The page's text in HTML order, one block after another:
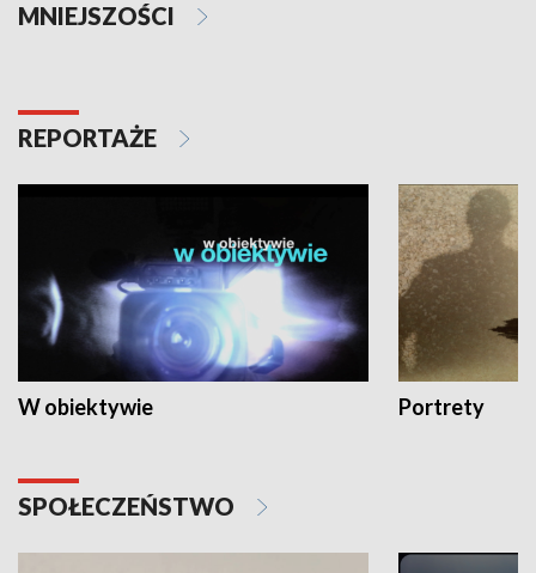
MNIEJSZOŚCI
REPORTAŻE
W obiektywie Portrety
SPOŁECZEŃSTWO